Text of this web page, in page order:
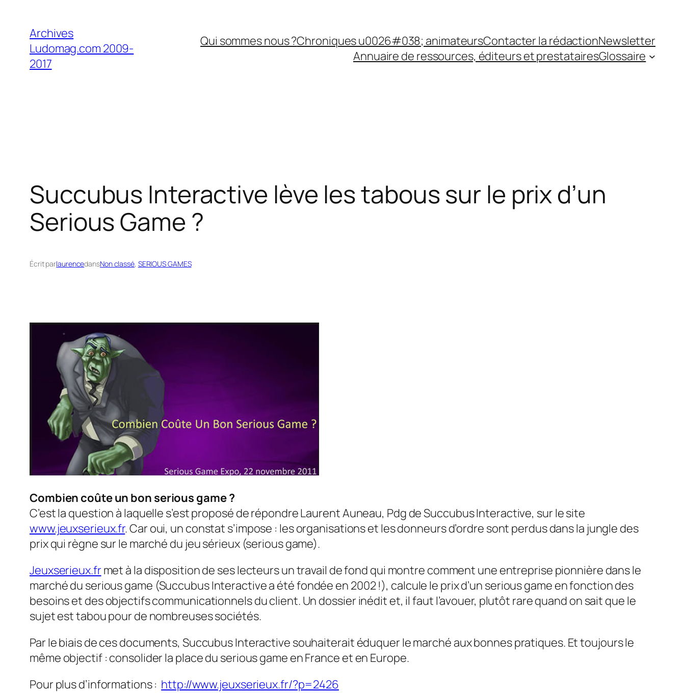
contenu
Archives
Ludomag.com 2009-
2017
Qui sommes nous ?Chroniques u0026#038; animateursContacter la rédactionNewsletter
Annuaire de ressources, éditeurs et prestatairesGlossaire
Succubus Interactive lève les tabous sur le prix d’un
Serious Game ?
Écrit parlaurencedansNon classé, SERIOUS GAMES
Combien coûte un bon serious game ?
C’est la question à laquelle s’est proposé de répondre Laurent Auneau, Pdg de Succubus Interactive, sur le site
www.jeuxserieux.fr. Car oui, un constat s’impose : les organisations et les donneurs d’ordre sont perdus dans la jungle des
prix qui règne sur le marché du jeu sérieux (serious game).
Jeuxserieux.frmet à la disposition de ses lecteurs un travail de fond qui montre comment une entreprise pionnière dans le
marché du serious game (Succubus Interactive a été fondée en 2002 !), calcule le prix d’un serious game en fonction des
besoins et des objectifs communicationnels du client. Un dossier inédit et, il faut l’avouer, plutôt rare quand on sait que le
sujet est tabou pour de nombreuses sociétés.
Par le biais de ces documents, Succubus Interactive souhaiterait éduquer le marché aux bonnes pratiques. Et toujours le
même objectif : consolider la place du serious game en France et en Europe.
Pour plus d’informations : http://www.jeuxserieux.fr/?p=2426